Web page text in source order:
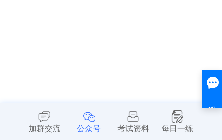
加群交流 公众号 考试资料 每日一练